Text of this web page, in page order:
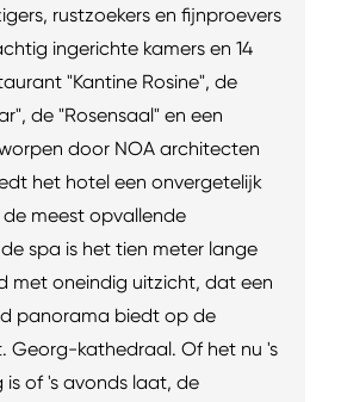
rustzoekers en fijnproevers
ingerichte kamers en 14
"Kantine Rosine", de
de "Rosensaal" en een
door NOA architecten
het hotel een onvergetelijk
de meest opvallende
spa is het tien meter lange
met oneindig uitzicht, dat een
panorama biedt op de
Georg-kathedraal. Of het nu 's
of 's avonds laat, de